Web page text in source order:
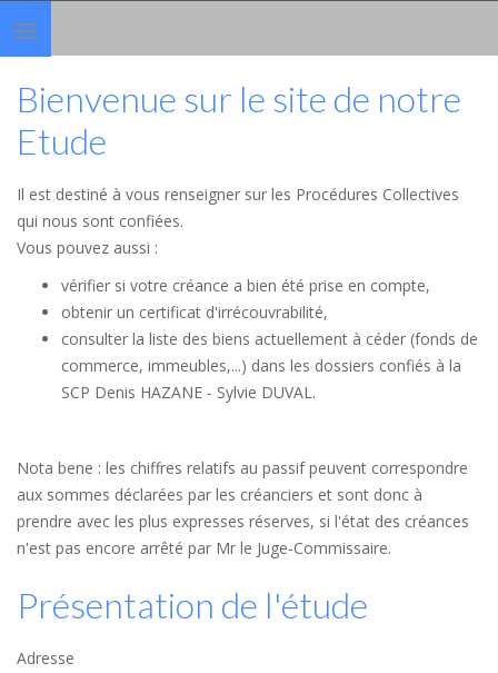
Toggle
navigation
Bienvenue sur le site de notre
Etude
Il est destiné à vous renseigner sur les Procédures Collectives
qui nous sont confiées.
Vous pouvez aussi :
vérifier si votre créance a bien été prise en compte,
obtenir un certificat d'irrécouvrabilité,
consulter la liste des biens actuellement à céder (fonds de
commerce, immeubles,...) dans les dossiers confiés à la
SCP Denis HAZANE - Sylvie DUVAL.
Nota bene : les chiffres relatifs au passif peuvent correspondre
aux sommes déclarées par les créanciers et sont donc à
prendre avec les plus expresses réserves, si l'état des créances
n'est pas encore arrêté par Mr le Juge-Commissaire.
Présentation de l'étude
Adresse